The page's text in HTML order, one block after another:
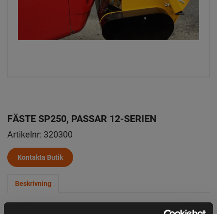
FÄSTE SP250, PASSAR 12-SERIEN
Artikelnr: 320300
Kontakta Butik
Beskrivning
Sandspridarfäste till SP250 som passar Trejon Flexitrac